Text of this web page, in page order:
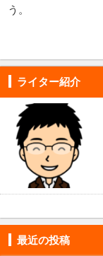
う。
ライター紹介
最近の投稿